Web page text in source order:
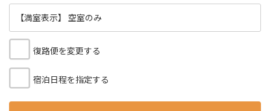
【満室表示】 空室のみ
復路便を変更する
宿泊日程を指定する